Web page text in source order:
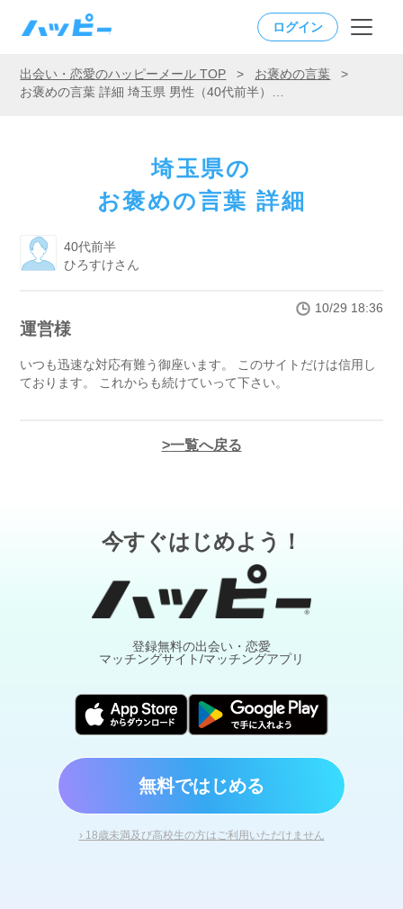
ログイン
出会い・恋愛のハッピーメール TOP > お褒めの言葉
>
埼玉県の
お褒めの言葉 詳細
40代前半
ひろすけさん
10/29 18:36
運営様
いつも迅速な対応有難う御座います。 このサイトだけは信用し
ております。 これからも続けていって下さい。
一覧へ戻る
今すぐはじめよう！
登録無料の出会い・恋愛
マッチングサイト/マッチングアプリ
無料ではじめる
› 18歳未満及び高校生の方はご利用いただけません